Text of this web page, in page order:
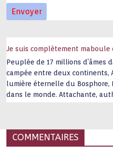
Je suis complètement maboule
Peuplée de 17 millions d’âmes
campée entre deux continents,
lumière éternelle du Bosphore,
dans le monde. Attachante,
COMMENTAIRES